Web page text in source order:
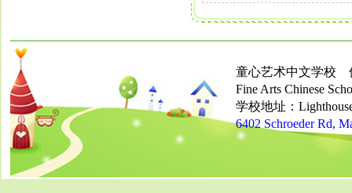
童心艺术中文学校
Fine Arts Chinese
学校地址：
6402 Schroeder Rd,